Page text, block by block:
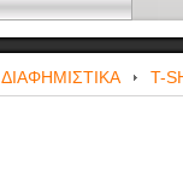
ΔΙΑΦΗΜΙΣΤΙΚΑ T-